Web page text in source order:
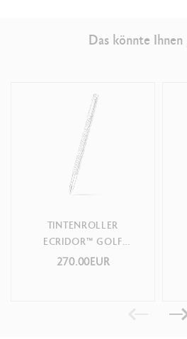
Das könnte
TINTENROLLER
ECRIDOR™ GOLF
PLATINBESCHICHTET
270.00EUR